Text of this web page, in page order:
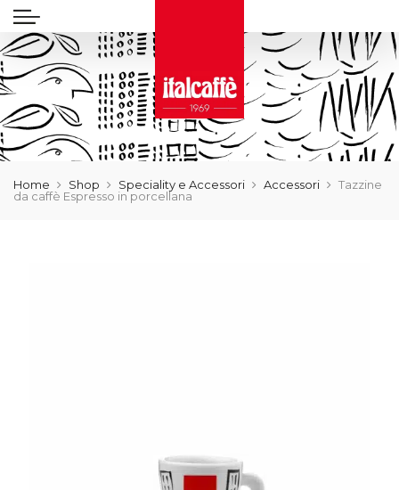
Home Shop Speciality e Accessori Accessori
Tazzine
da caffè Espresso in porcellana